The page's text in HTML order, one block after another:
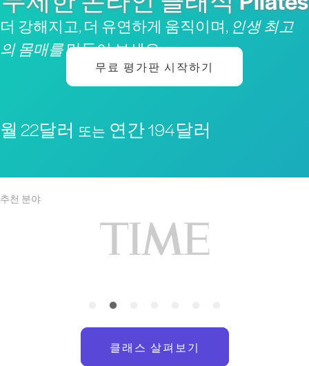
더 강해지고, 더 유연하게 움직이며, 인생 최고
의 몸매를만들어 보세요
무료 평가판 시작하기
월 22달러 또는 연간 194달러
추천 분야
클래스 살펴보기